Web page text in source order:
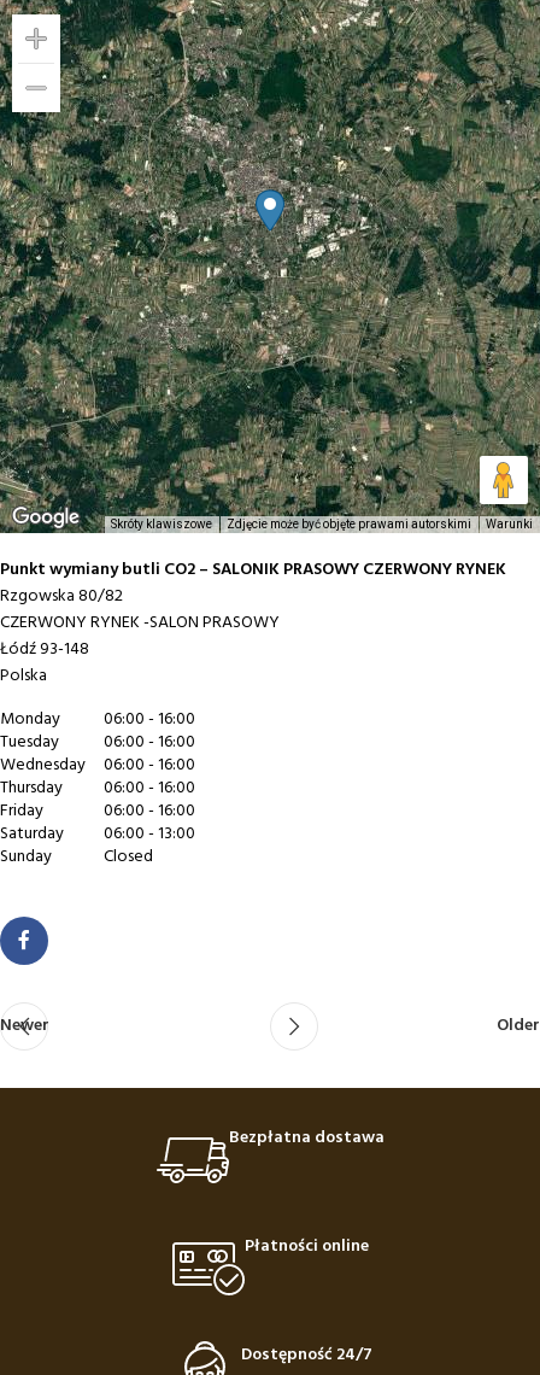
Skróty klawiszowe Zdjęcie może być objęte prawami autorskimi Warunki
Punkt wymiany butli CO2 – SALONIK PRASOWY CZERWONY RYNEK
Rzgowska 80/82
CZERWONY RYNEK -SALON PRASOWY
Łódź93-148
Polska
Monday
06:00 - 16:00
Tuesday
06:00 - 16:00
Wednesday
06:00 - 16:00
Thursday
06:00 - 16:00
Friday
06:00 - 16:00
Saturday
06:00 - 13:00
Sunday
Closed
Newer Older
Bezpłatna dostawa
Płatności online
Dostępność 24/7